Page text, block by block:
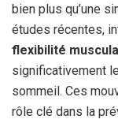
bien plus qu’une
études récentes,
flexibilité
significativement
sommeil. Ces
rôle clé dans la